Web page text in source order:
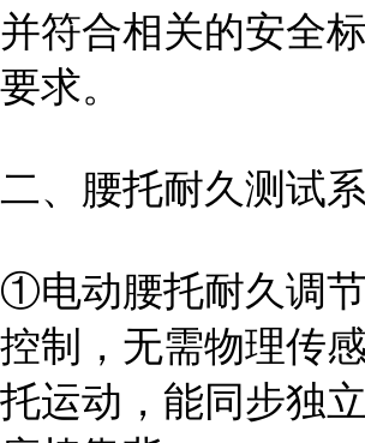
并符合相关的安全
要求。
二、腰托耐久测试
①电动腰托耐久调
控制，无需物理传
托运动，能同步独